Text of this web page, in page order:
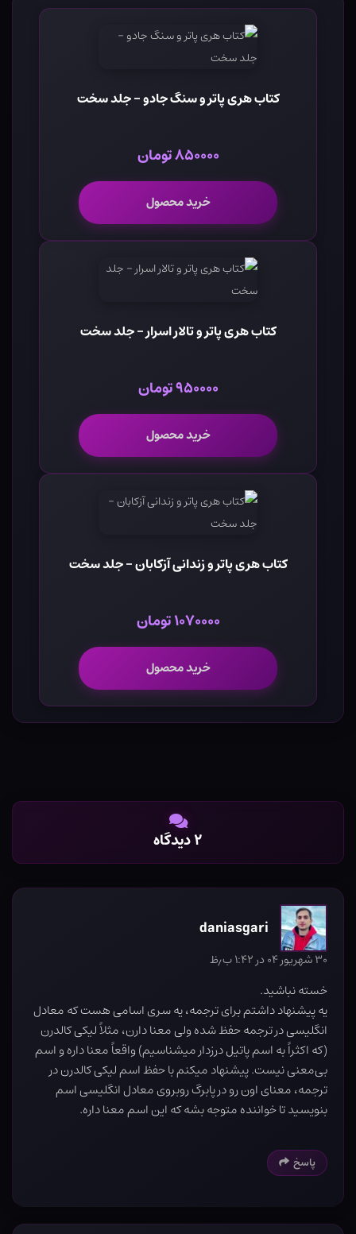
کتاب هری پاتر و سنگ جادو - جلد سخت
۸۵۰۰۰۰ تومان
خرید محصول
کتاب هری پاتر و تالار اسرار - جلد سخت
۹۵۰۰۰۰ تومان
خرید محصول
کتاب هری پاتر و زندانی آزکابان - جلد سخت
۱۰۷۰۰۰۰ تومان
خرید محصول
۲ دیدگاه
daniasgari
۳۰ شهریور ۰۴ در ۱:۴۲ ب٫ظ
خسته نباشید.
یه پیشنهاد داشتم برای ترجمه، یه سری اسامی هست که معادل
انگلیسی در ترجمه حفظ شده ولی معنا دارن، مثلاً لیکی کالدرن
(که اکثراً به اسم پاتیل درزدار میشناسیم) واقعاً معنا داره و اسم
بی‌معنی نیست. پیشنهاد میکنم با حفظ اسم لیکی کالدرن در
ترجمه، معنای اون رو در پابرگ روبروی معادل انگلیسی اسم
بنویسید تا خواننده متوجه بشه که این اسم معنا داره.
پاسخ